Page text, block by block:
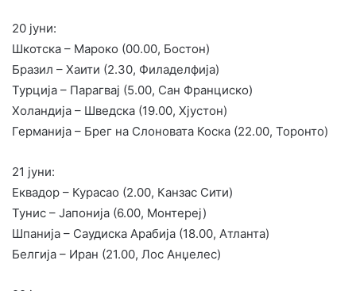
20 јуни:
Шкотска – Мароко (00.00, Бостон)
Бразил – Хаити (2.30, Филаделфија)
Турција – Парагвај (5.00, Сан Франциско)
Холандија – Шведска (19.00, Хјустон)
Германија – Брег на Слоновата Коска (22.00, Торонто)
21 јуни:
Еквадор – Курасао (2.00, Канзас Сити)
Тунис – Јапонија (6.00, Монтереј)
Шпанија – Саудиска Арабија (18.00, Атланта)
Белгија – Иран (21.00, Лос Анџелес)